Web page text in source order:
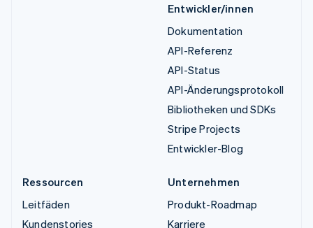
Entwickler/innen
Dokumentation
API-Referenz
API-Status
API-Änderungsprotokoll
Bibliotheken und SDKs
Stripe Projects
Entwickler-Blog
Ressourcen
Leitfäden
Kundenstories
Unternehmen
Produkt-Roadmap
Karriere